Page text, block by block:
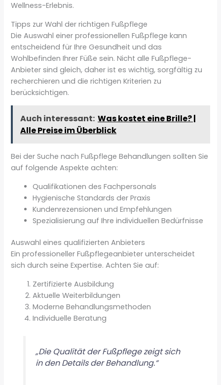
Wellness-Erlebnis.
Tipps zur Wahl der richtigen Fußpflege
Die Auswahl einer professionellen Fußpflege kann
entscheidend für Ihre Gesundheit und das
Wohlbefinden Ihrer Füße sein. Nicht alle Fußpflege-
Anbieter sind gleich, daher ist es wichtig, sorgfältig zu
recherchieren und die richtigen Kriterien zu
berücksichtigen.
Auch interessant: Was kostet eine Brille? |
Alle Preise im Überblick
Bei der Suche nach Fußpflege Behandlungen sollten Sie
auf folgende Aspekte achten:
Qualifikationen des Fachpersonals
Hygienische Standards der Praxis
Kundenrezensionen und Empfehlungen
Spezialisierung auf Ihre individuellen Bedürfnisse
Auswahl eines qualifizierten Anbieters
Ein professioneller Fußpflegeanbieter unterscheidet
sich durch seine Expertise. Achten Sie auf:
Zertifizierte Ausbildung
Aktuelle Weiterbildungen
Moderne Behandlungsmethoden
Individuelle Beratung
„Die Qualität der Fußpflege zeigt sich
in den Details der Behandlung.“